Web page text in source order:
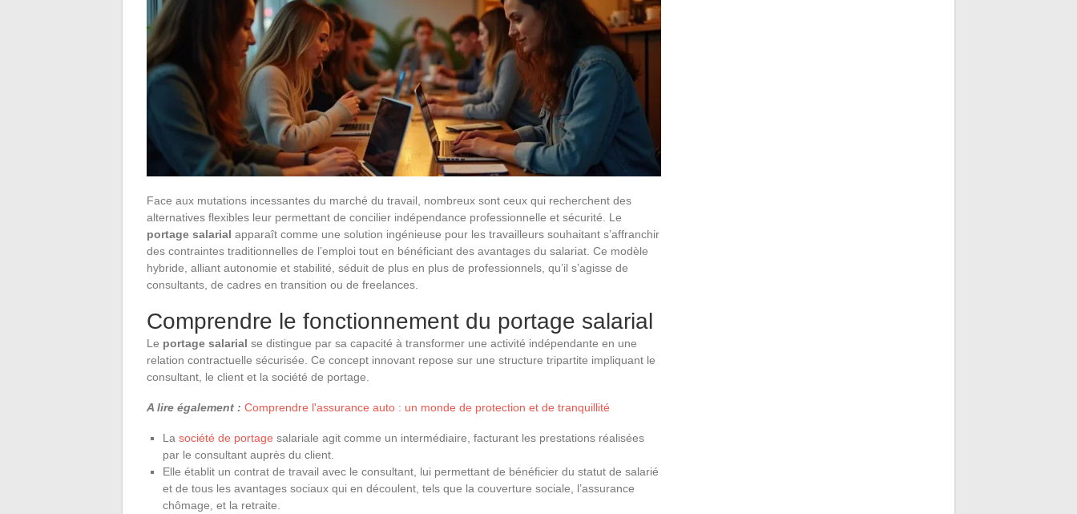
Face aux mutations incessantes du marché du travail, nombreux sont ceux qui recherchent des
alternatives flexibles leur permettant de concilier indépendance professionnelle et sécurité. Le
portage salarial apparaît comme une solution ingénieuse pour les travailleurs souhaitant s’affranchir
des contraintes traditionnelles de l’emploi tout en bénéficiant des avantages du salariat. Ce modèle
hybride, alliant autonomie et stabilité, séduit de plus en plus de professionnels, qu’il s’agisse de
consultants, de cadres en transition ou de freelances.
Comprendre le fonctionnement du portage salarial
Le portage salarial se distingue par sa capacité à transformer une activité indépendante en une
relation contractuelle sécurisée. Ce concept innovant repose sur une structure tripartite impliquant le
consultant, le client et la société de portage.
A lire également : Comprendre l'assurance auto : un monde de protection et de tranquillité
La société de portage salariale agit comme un intermédiaire, facturant les prestations réalisées
par le consultant auprès du client.
Elle établit un contrat de travail avec le consultant, lui permettant de bénéficier du statut de salarié
et de tous les avantages sociaux qui en découlent, tels que la couverture sociale, l’assurance
chômage, et la retraite.